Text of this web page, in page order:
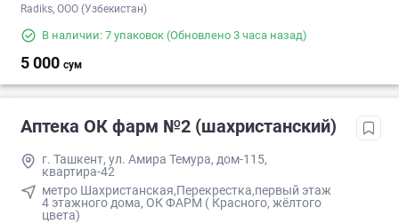
Radiks, ООО (Узбекистан)
В наличии: 7 упаковок (Обновлено 3 часа назад)
5 000 сум
Аптека ОК фарм №2 (шахристанский)
г. Ташкент, ул. Амира Темура, дом-115,
квартира-42
метро Шахристанская,Перекрестка,первый этаж
4 этажного дома, ОК ФАРМ ( Красного, жёлтого
цвета)